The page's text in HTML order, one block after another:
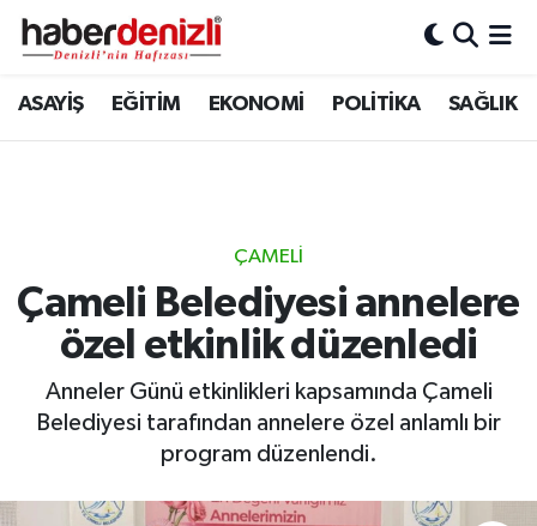
ASAYİŞ EĞİTİM EKONOMİ POLİTİKA SAĞLIK
ÇAMELİ
Çameli Belediyesi annelere
özel etkinlik düzenledi
Anneler Günü etkinlikleri kapsamında Çameli
Belediyesi tarafından annelere özel anlamlı bir
program düzenlendi.
Denizli Nöbetçi Eczaneler
Tüm Manşetler
Son Dakika Haberleri
Haber Arşivi